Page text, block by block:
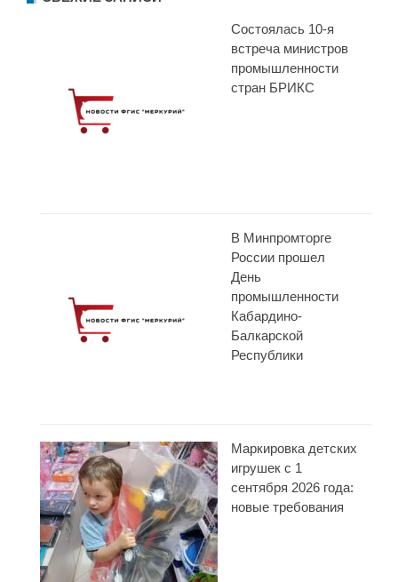
Состоялась 10-я
встреча министров
промышленности
стран БРИКС
В Минпромторге
России прошел
День
промышленности
Кабардино-
Балкарской
Республики
Маркировка детских
игрушек с 1
сентября 2026 года:
новые требования